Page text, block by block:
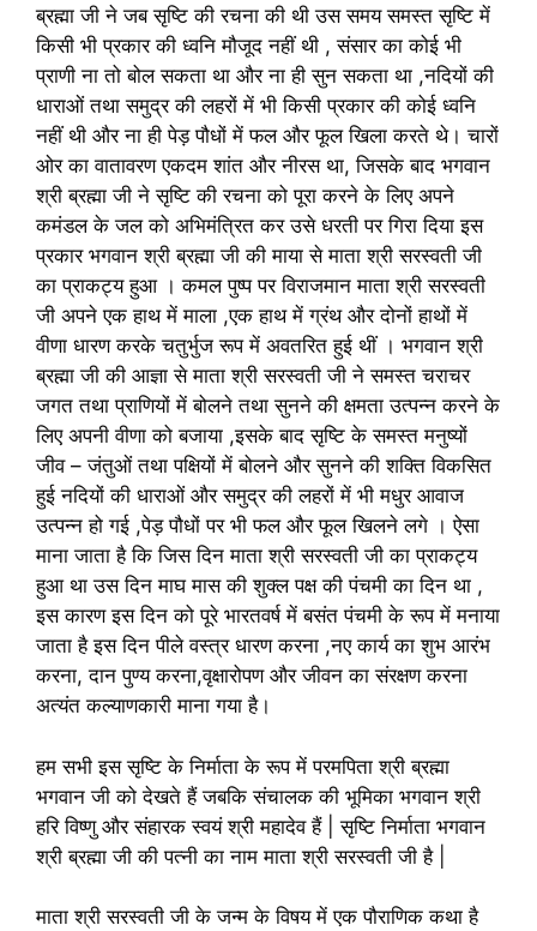
ब्रह्मा जी ने जब सृष्टि की रचना की थी उस समय समस्त सृष्टि में
किसी भी प्रकार की ध्वनि मौजूद नहीं थी , संसार का कोई भी
प्राणी ना तो बोल सकता था और ना ही सुन सकता था ,नदियों की
धाराओं तथा समुद्र की लहरों में भी किसी प्रकार की कोई ध्वनि
नहीं थी और ना ही पेड़ पौधों में फल और फूल खिला करते थे। चारों
ओर का वातावरण एकदम शांत और नीरस था, जिसके बाद भगवान
श्री ब्रह्मा जी ने सृष्टि की रचना को पूरा करने के लिए अपने
कमंडल के जल को अभिमंत्रित कर उसे धरती पर गिरा दिया इस
प्रकार भगवान श्री ब्रह्मा जी की माया से माता श्री सरस्वती जी
का प्राकट्य हुआ । कमल पुष्प पर विराजमान माता श्री सरस्वती
जी अपने एक हाथ में माला ,एक हाथ में ग्रंथ और दोनों हाथों में
वीणा धारण करके चतुर्भुज रूप में अवतरित हुई थीं । भगवान श्री
ब्रह्मा जी की आज्ञा से माता श्री सरस्वती जी ने समस्त चराचर
जगत तथा प्राणियों में बोलने तथा सुनने की क्षमता उत्पन्न करने के
लिए अपनी वीणा को बजाया ,इसके बाद सृष्टि के समस्त मनुष्यों
जीव – जंतुओं तथा पक्षियों में बोलने और सुनने की शक्ति विकसित
हुई नदियों की धाराओं और समुद्र की लहरों में भी मधुर आवाज
उत्पन्न हो गई ,पेड़ पौधों पर भी फल और फूल खिलने लगे । ऐसा
माना जाता है कि जिस दिन माता श्री सरस्वती जी का प्राकट्य
हुआ था उस दिन माघ मास की शुक्ल पक्ष की पंचमी का दिन था ,
इस कारण इस दिन को पूरे भारतवर्ष में बसंत पंचमी के रूप में मनाया
जाता है इस दिन पीले वस्त्र धारण करना ,नए कार्य का शुभ आरंभ
करना, दान पुण्य करना,वृक्षारोपण और जीवन का संरक्षण करना
अत्यंत कल्याणकारी माना गया है।
हम सभी इस सृष्टि के निर्माता के रूप में परमपिता श्री ब्रह्मा
भगवान जी को देखते हैं जबकि संचालक की भूमिका भगवान श्री
हरि विष्णु और संहारक स्वयं श्री महादेव हैं | सृष्टि निर्माता भगवान
श्री ब्रह्मा जी की पत्नी का नाम माता श्री सरस्वती जी है |
माता श्री सरस्वती जी के जन्म के विषय में एक पौराणिक कथा है